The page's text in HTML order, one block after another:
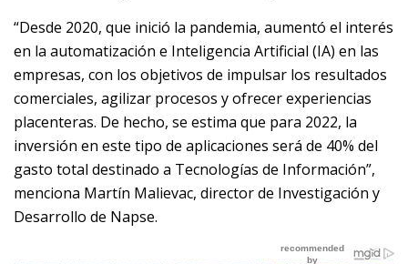
“Desde 2020, que inició la pandemia, aumentó el interés
en la automatización e Inteligencia Artificial (IA) en las
empresas, con los objetivos de impulsar los resultados
comerciales, agilizar procesos y ofrecer experiencias
placenteras. De hecho, se estima que para 2022, la
inversión en este tipo de aplicaciones será de 40% del
gasto total destinado a Tecnologías de Información”,
menciona Martín Malievac, director de Investigación y
Desarrollo de Napse.